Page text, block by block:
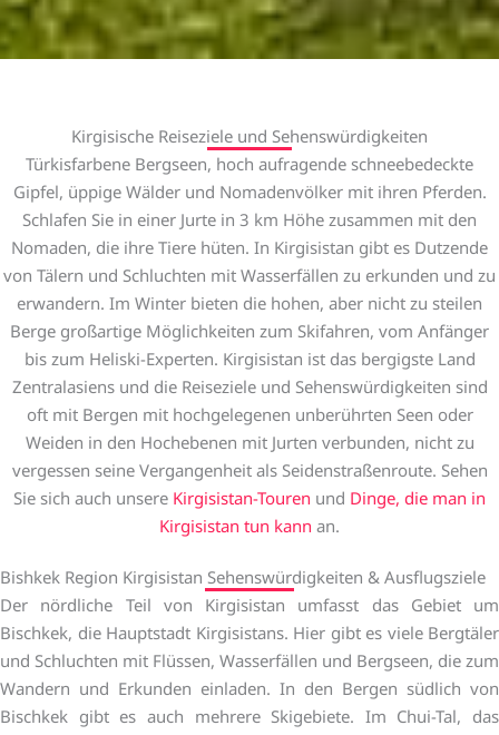
Kirgisische Reiseziele und Sehenswürdigkeiten
Türkisfarbene Bergseen, hoch aufragende schneebedeckte
Gipfel, üppige Wälder und Nomadenvölker mit ihren Pferden.
Schlafen Sie in einer Jurte in 3 km Höhe zusammen mit den
Nomaden, die ihre Tiere hüten. In Kirgisistan gibt es Dutzende
von Tälern und Schluchten mit Wasserfällen zu erkunden und zu
erwandern. Im Winter bieten die hohen, aber nicht zu steilen
Berge großartige Möglichkeiten zum Skifahren, vom Anfänger
bis zum Heliski-Experten. Kirgisistan ist das bergigste Land
Zentralasiens und die Reiseziele und Sehenswürdigkeiten sind
oft mit Bergen mit hochgelegenen unberührten Seen oder
Weiden in den Hochebenen mit Jurten verbunden, nicht zu
vergessen seine Vergangenheit als Seidenstraßenroute. Sehen
Sie sich auch unsere Kirgisistan-Touren und Dinge, die man in
Kirgisistan tun kann an.
Bishkek Region Kirgisistan Sehenswürdigkeiten & Ausflugsziele
Der nördliche Teil von Kirgisistan umfasst das Gebiet um
Bischkek, die Hauptstadt Kirgisistans. Hier gibt es viele Bergtäler
und Schluchten mit Flüssen, Wasserfällen und Bergseen, die zum
Wandern und Erkunden einladen. In den Bergen südlich von
Bischkek gibt es auch mehrere Skigebiete. Im Chui-Tal, das